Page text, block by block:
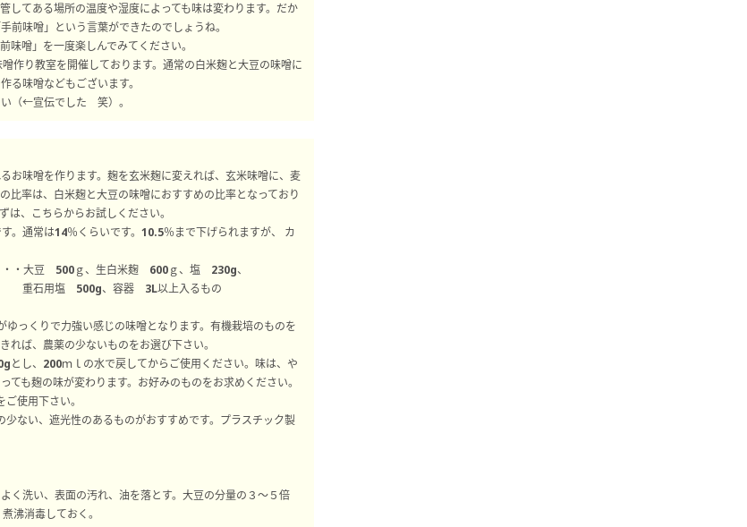
してある場所の温度や湿度によっても味は変わります。だか
前味噌」という言葉ができたのでしょうね。
味噌」を一度楽しんでみてください。
作り教室を開催しております。通常の白米麹と大豆の味噌に
る味噌などもございます。
（←宣伝でした 笑）。
お味噌を作ります。麹を玄米麹に変えれば、玄米味噌に、麦
比率は、白米麹と大豆の味噌におすすめの比率となっており
は、こちらからお試しください。
。通常は14％くらいです。10.5％まで下げられますが、 カ
・大豆 500ｇ、生白米麹 600ｇ、塩 230g、
重石用塩 500g、容器 3L以上入るもの
っくりで力強い感じの味噌となります。有機栽培のものを
れば、農薬の少ないものをお選び下さい。
とし、200ｍｌの水で戻してからご使用ください。味は、や
ても麹の味が変わります。お好みのものをお求めください。
使用下さい。
ない、遮光性のあるものがおすすめです。プラスチック製
く洗い、表面の汚れ、油を落とす。大豆の分量の３～５倍
沸消毒しておく。